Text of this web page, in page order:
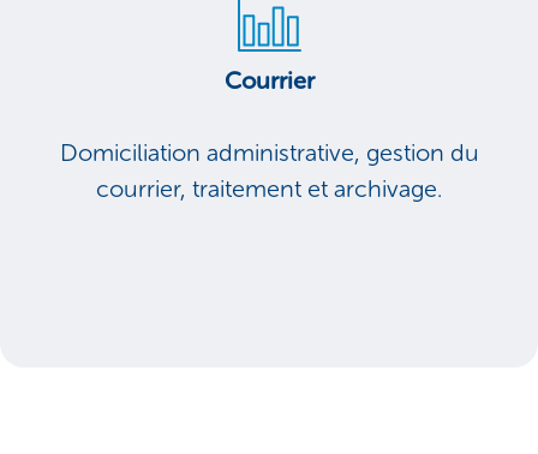
Courrier
Domiciliation administrative, gestion du
courrier, traitement et archivage.